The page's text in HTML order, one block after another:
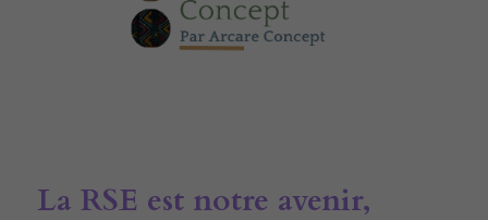
La RSE est notre avenir,